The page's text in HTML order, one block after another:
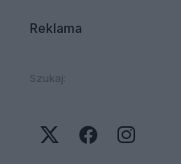
Reklama
Szukaj: